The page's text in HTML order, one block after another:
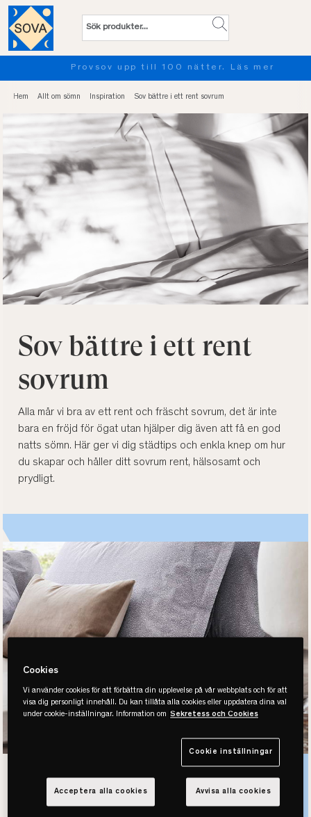
Provsov upp till 100 nätter. Läs mer
…
Hem Allt om sömn Inspiration Sov bättre i ett rent sovrum
Sov bättre i ett rent
sovrum
Alla mår vi bra av ett rent och fräscht sovrum, det är inte
bara en fröjd för ögat utan hjälper dig även att få en god
natts sömn. Här ger vi dig städtips och enkla knep om hur
du skapar och håller ditt sovrum rent, hälsosamt och
prydligt.
Underlätta
sovrumsstädningen
Cookies
Vi använder cookies för att förbättra din upplevelse på vår webbplats och för att
visa dig personligt innehåll. Du kan tillåta alla cookies eller uppdatera dina val
under cookie-inställningar. Information om Sekretess och Cookies
Cookie inställningar
Avvisa alla cookies
Acceptera alla cookies